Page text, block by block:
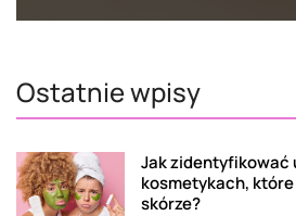
Ostatnie wpisy
Jak zidentyfikować
kosmetykach,
skórze?